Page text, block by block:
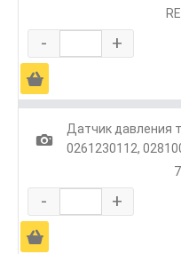
- +
Ä
1
Датчик давления
0261230112,
- +
Ä